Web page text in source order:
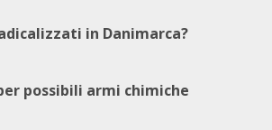
in Danimarca?
possibili armi chimiche